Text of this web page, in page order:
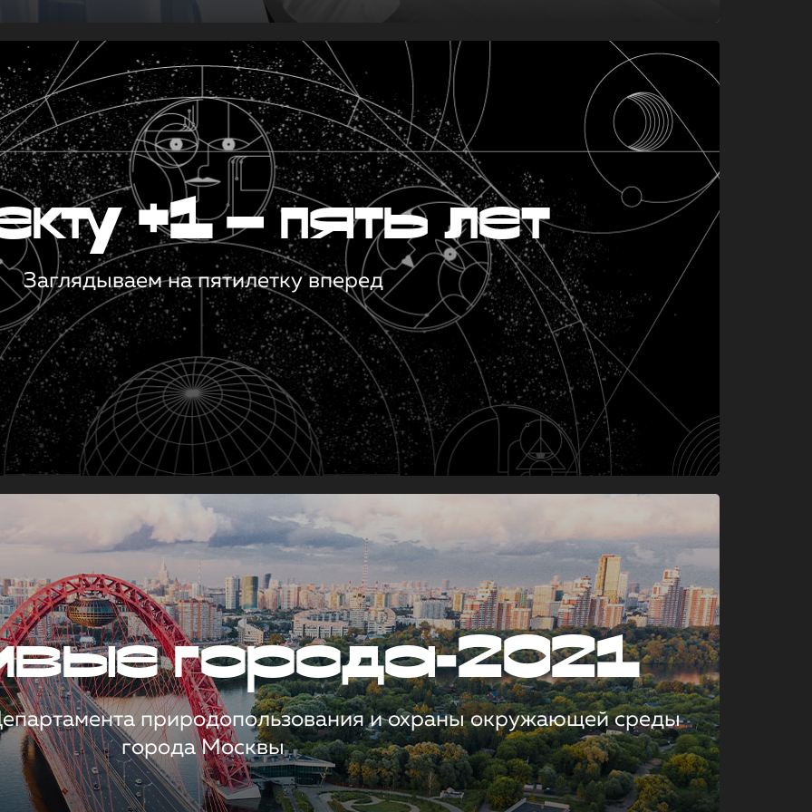
+1 — пять лет
Заглядываем на пятилетку вперед
города-2021
природопользования и охраны окружающей среды
города Москвы